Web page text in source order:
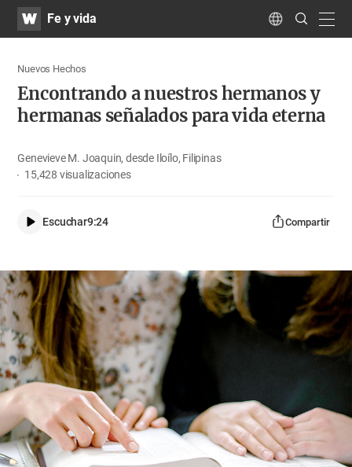
WATVFe y vida Language
Search
Submit
Nuevos Hechos
Encontrando a nuestros hermanos y
hermanas señalados para vida eterna
Genevieve M. Joaquin, desde Iloílo, Filipinas
15,428 visualizaciones
Escuchar9:24 Compartir